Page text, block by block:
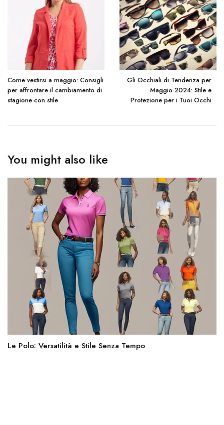
Come vestirsi a maggio: Consigli
per affrontare il cambiamento di
stagione con stile
Gli Occhiali di Tendenza per
Maggio 2024: Stile e
Protezione per i Tuoi Occhi
You might also like
Le Polo: Versatilità e Stile Senza Tempo